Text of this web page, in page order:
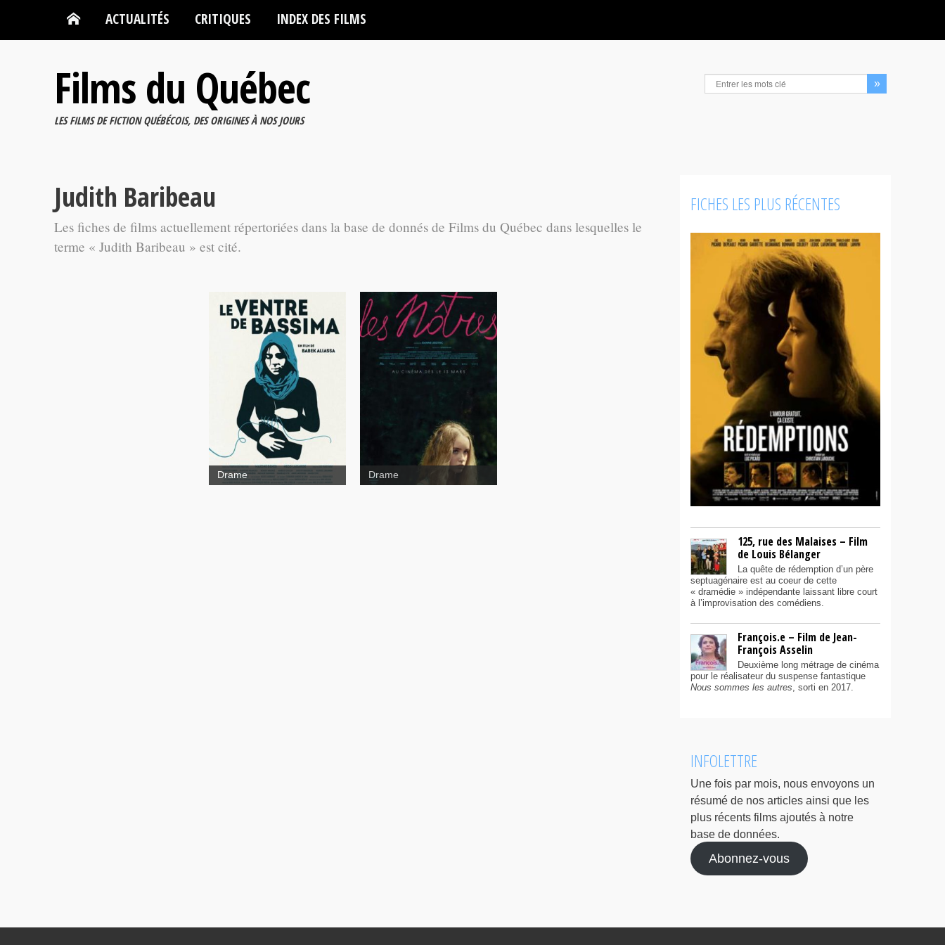
ACTUALITÉS CRITIQUES INDEX DES FILMS
Films du Québec
LES FILMS DE FICTION QUÉBÉCOIS, DES ORIGINES À NOS JOURS
Judith Baribeau
Les fiches de films actuellement répertoriées dans la base de donnés de Films du Québec dans lesquelles le
terme « Judith Baribeau » est cité.
Drame Drame
FICHES LES PLUS RÉCENTES
125, rue des Malaises – Film
de Louis Bélanger
La quête de rédemption d’un père
septuagénaire est au coeur de cette
« dramédie » indépendante laissant libre court
à l’improvisation des comédiens.
François.e – Film de Jean-
François Asselin
Deuxième long métrage de cinéma
pour le réalisateur du suspense fantastique
Nous sommes les autres, sorti en 2017.
INFOLETTRE
Une fois par mois, nous envoyons un
résumé de nos articles ainsi que les
plus récents films ajoutés à notre
base de données.
Abonnez-vous